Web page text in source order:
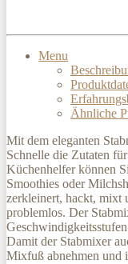
Menu
Ähnliche
Mit dem eleganten
Schnelle die Zutaten
Küchenhelfer können
Smoothies oder
zerkleinert, hackt, mixt
problemlos. Der
Damit der Stabmixer
Mixfuß abnehmen und